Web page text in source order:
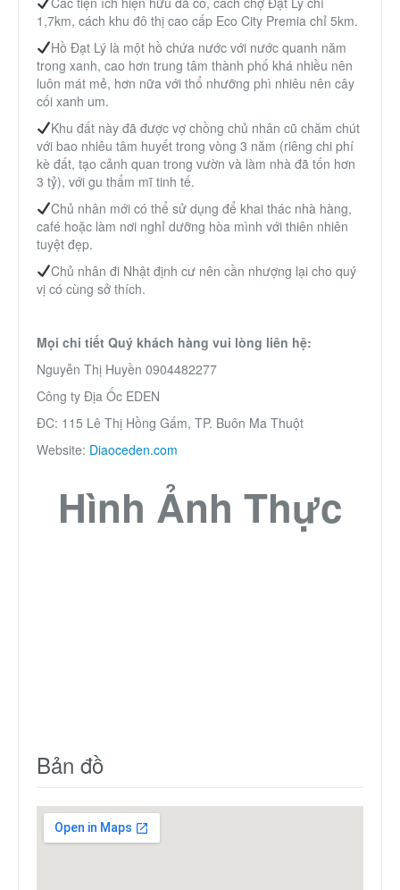
1,7km, cách khu đô thị cao cấp Eco City Premia chỉ 5km.
Hồ Đạt Lý là một hồ chứa nước với nước quanh năm
trong xanh, cao hơn trung tâm thành phố khá nhiều nên
luôn mát mẻ, hơn nữa với thổ nhưỡng phì nhiêu nên cây
cối xanh um.
Khu đất này đã được vợ chồng chủ nhân cũ chăm chút
với bao nhiêu tâm huyết trong vòng 3 năm (riêng chi phí
kè đất, tạo cảnh quan trong vườn và làm nhà đã tốn hơn
3 tỷ), với gu thẩm mĩ tinh tế.
Chủ nhân mới có thể sử dụng để khai thác nhà hàng,
café hoặc làm nơi nghỉ dưỡng hòa mình với thiên nhiên
tuyệt đẹp.
Chủ nhân đi Nhật định cư nên cần nhượng lại cho quý
vị có cùng sở thích.
Mọi chi tiết Quý khách hàng vui lòng liên hệ:
Nguyễn Thị Huyền 0904482277
Công ty Địa Ốc EDEN
ĐC: 115 Lê Thị Hồng Gấm, TP. Buôn Ma Thuột
Website: Diaoceden.com
Hình Ảnh Thực
Bản đồ